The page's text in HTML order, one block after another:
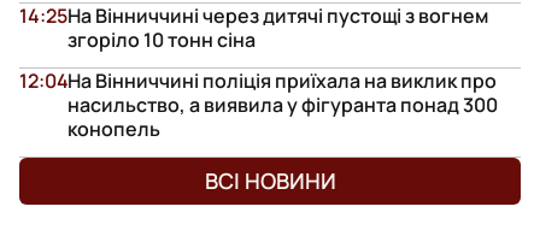
На Вінниччині через дитячі пустощі з вогнем
згоріло 10 тонн сіна
14:25
На Вінниччині поліція приїхала на виклик про
насильство, а виявила у фігуранта понад 300
конопель
12:04
ВСІ НОВИНИ